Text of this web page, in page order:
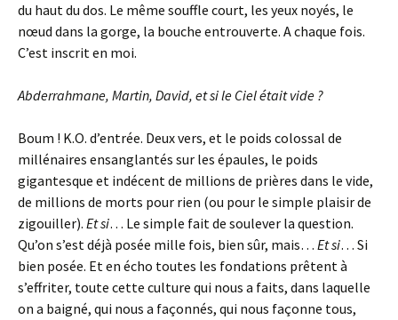
du haut du dos. Le même souffle court, les yeux noyés, le
nœud dans la gorge, la bouche entrouverte. A chaque fois.
C’est inscrit en moi.
Abderrahmane, Martin, David, et si le Ciel était vide ?
Boum ! K.O. d’entrée. Deux vers, et le poids colossal de
millénaires ensanglantés sur les épaules, le poids
gigantesque et indécent de millions de prières dans le vide,
de millions de morts pour rien (ou pour le simple plaisir de
zigouiller). Et si… Le simple fait de soulever la question.
Qu’on s’est déjà posée mille fois, bien sûr, mais… Et si… Si
bien posée. Et en écho toutes les fondations prêtent à
s’effriter, toute cette culture qui nous a faits, dans laquelle
on a baigné, qui nous a façonnés, qui nous façonne tous,